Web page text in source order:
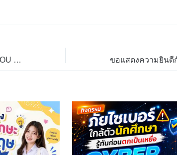
คณะเทคโนโลยีดิจิทัล ลงนาม MOU ร่วมกับโรงแรมแกรนด์ วิสต้า เชียงราย